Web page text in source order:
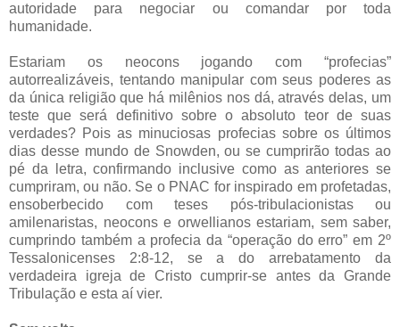
autoridade para negociar ou comandar por toda
humanidade.
Estariam os neocons jogando com “profecias”
autorrealizáveis, tentando manipular com seus poderes as
da única religião que há milênios nos dá, através delas, um
teste que será definitivo sobre o absoluto teor de suas
verdades? Pois as minuciosas profecias sobre os últimos
dias desse mundo de Snowden, ou se cumprirão todas ao
pé da letra, confirmando inclusive como as anteriores se
cumpriram, ou não. Se o PNAC for inspirado em profetadas,
ensoberbecido com teses pós-tribulacionistas ou
amilenaristas, neocons e orwellianos estariam, sem saber,
cumprindo também a profecia da “operação do erro” em 2º
Tessalonicenses 2:8-12, se a do arrebatamento da
verdadeira igreja de Cristo cumprir-se antes da Grande
Tribulação e esta aí vier.